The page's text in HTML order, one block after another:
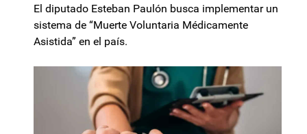
El diputado Esteban Paulón busca implementar un
sistema de “Muerte Voluntaria Médicamente
Asistida” en el país.